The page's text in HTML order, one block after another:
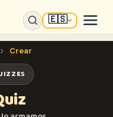
🇪🇸
Crear